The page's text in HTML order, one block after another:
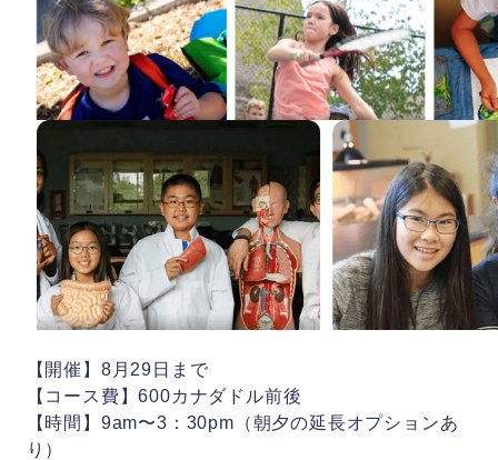
【開催】8月29日まで
【コース費】600カナダドル前後
【時間】9am〜3：30pm（朝夕の延長オプションあ
り）